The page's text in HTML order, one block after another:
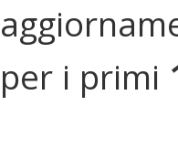
per i primi